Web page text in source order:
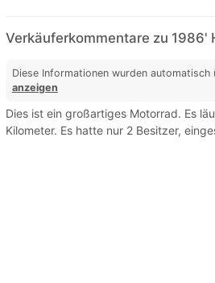
Verkäuferkommentare zu 1986'
Diese Informationen wurden automatisch
anzeigen
Dies ist ein großartiges Motorrad. Es
Kilometer. Es hatte nur 2 Besitzer,